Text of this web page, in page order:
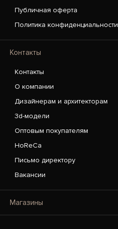
Публичная оферта
Политика конфиденциальности
Контакты
Контакты
О компании
Дизайнерам и архитекторам
3d-модели
Оптовым покупателям
HoReCa
Письмо директору
Вакансии
Магазины